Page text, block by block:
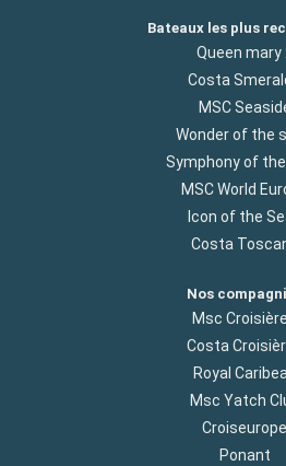
Bateaux les plus
Queen mary
Costa
MSC
Wonder of the
Symphony of
MSC World
Icon of the
Costa
Nos
Msc
Costa
Royal
Msc Yatch
Croiseurope
Ponant